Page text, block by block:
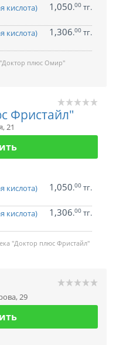
кислота)
1,050.00 тг.
кислота)
1,306.00 тг.
плюс Омир"
Фристайл"
21
кислота)
1,050.00 тг.
кислота)
1,306.00 тг.
"Доктор плюс Фристайл"
29